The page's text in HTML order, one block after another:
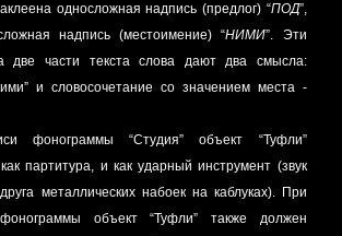
односложная надпись (предлог) “ПОД”,
надпись (местоимение) “НИМИ”. Эти
две части текста слова дают два смысла:
и словосочетание со значением места -
фонограммы “Студия” объект “Туфли”
партитура, и как ударный инструмент (звук
металлических набоек на каблуках). При
объект “Туфли” также должен